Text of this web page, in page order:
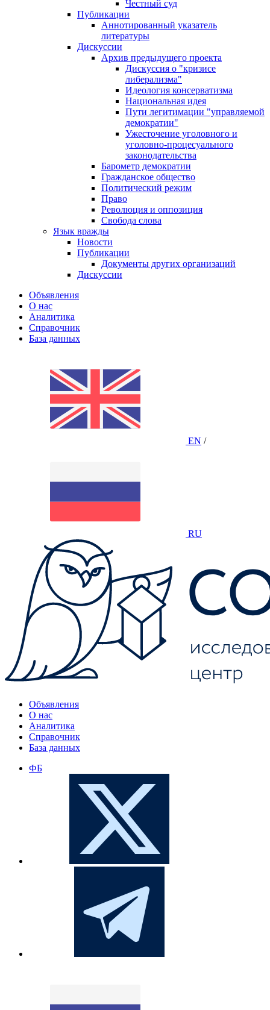
Честный суд
Публикации
Аннотированный указатель
литературы
Дискуссии
Архив предыдущего проекта
Дискуссия о "кризисе
либерализма"
Идеология консерватизма
Национальная идея
Пути легитимации "управляемой
демократии"
Ужесточение уголовного и
уголовно-процесуального
законодательства
Барометр демократии
Гражданское общество
Политический режим
Право
Революция и оппозиция
Свобода слова
Язык вражды
Новости
Публикации
Документы других организаций
Дискуссии
Объявления
О нас
Аналитика
Справочник
База данных
EN /
RU
Объявления
О нас
Аналитика
Справочник
База данных
ФБ